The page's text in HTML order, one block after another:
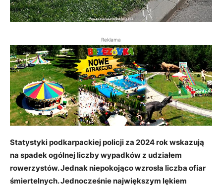
Reklama
Statystyki podkarpackiej policji za 2024 rok wskazują
na spadek ogólnej liczby wypadków z udziałem
rowerzystów. Jednak niepokojąco wzrosła liczba ofiar
śmiertelnych.Jednocześnie największym lękiem